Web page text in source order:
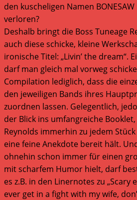
den kuscheligen Namen
verloren?
Deshalb bringt die Boss Tuneage
auch diese schicke, kleine
ironische Titel: „Livin’ the dream“.
darf man gleich mal vorweg
Compilation lediglich, dass die
den jeweiligen Bands ihres
zuordnen lassen. Gelegentlich,
der Blick ins umfangreiche
Reynolds immerhin zu jedem
eine feine Anekdote bereit hält.
ohnehin schon immer für einen
mit scharfem Humor hielt, darf
es z.B. in den Linernotes zu „Scary
ever get in a fight with my wife,